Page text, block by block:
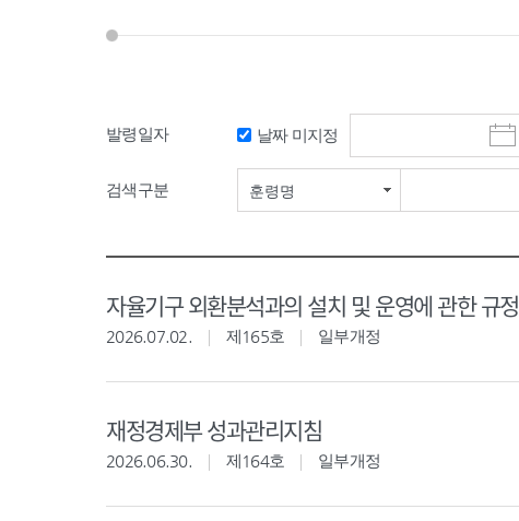
발령일자 날짜 미지정
시
작
검색구분 훈령명
자율기구 외환분석과의 설치 및 운영에 관한 규정
2026.07.02. 제165호 일부개정
재정경제부 성과관리지침
2026.06.30. 제164호 일부개정